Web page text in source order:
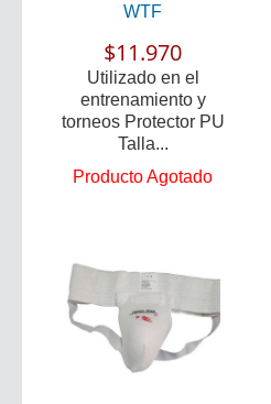
WTF
$11.970
Utilizado en el
entrenamiento y
torneos Protector PU
Talla...
Producto Agotado